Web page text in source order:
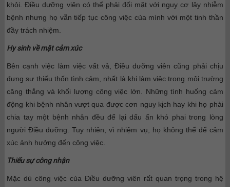
khỏi. Điều dưỡng viên có thể phải đối mặt với nguy cơ lây nhiễm
bệnh nhưng họ vẫn tiếp tục công việc của mình với một tinh thần
đầy trách nhiệm.
Hy sinh về mặt cảm xúc
Bên cạnh việc làm việc vất vả, Điều dưỡng viên cũng phải chịu
đựng sự thiếu thốn tình cảm, nhất là khi làm việc trong môi trường
căng thẳng và khối lượng công việc lớn. Những tình huống cảm
động khi bệnh nhân vượt qua được cơn nguy kịch hay khi họ phải
chia tay một bệnh nhân đều để lại dấu ấn khó phai trong lòng
người Điều dưỡng. Tuy nhiên, vì nhiệm vụ, họ không thể để cảm
xúc ảnh hưởng đến công việc.
Thiếu sự công nhận
Mặc dù công việc của Điều dưỡng viên rất quan trọng trong hệ